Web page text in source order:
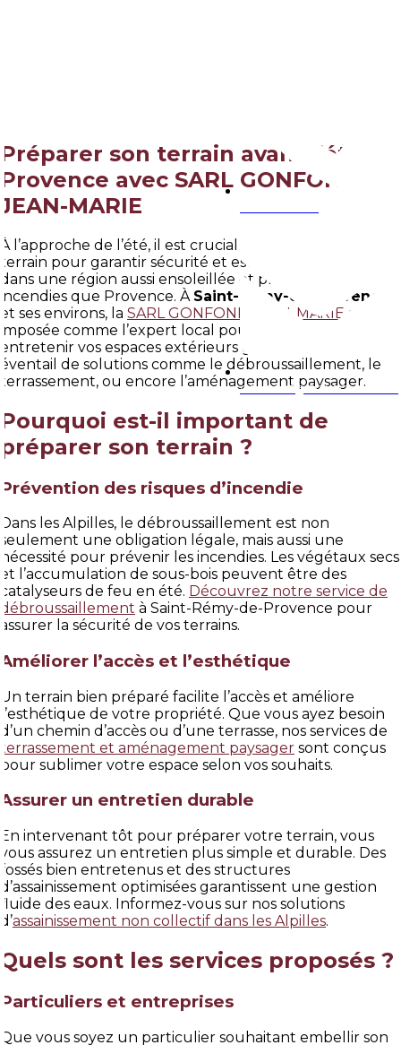
CONTACT@GONFONDJM.FR
Préparer son terrain avant l’été en
Provence avec SARL GONFOND
JEAN-MARIE
À l’approche de l’été, il est crucial de préparer son
terrain pour garantir sécurité et esthétique, surtout
dans une région aussi ensoleillée et prone aux
incendies que Provence. À Saint-Rémy-de-Provence
et ses environs, la SARL GONFOND JEAN-MARIE s’est
imposée comme l’expert local pour transformer et
entretenir vos espaces extérieurs grâce à un large
éventail de solutions comme le débroussaillement, le
terrassement, ou encore l’aménagement paysager.
Pourquoi est-il important de
préparer son terrain ?
Prévention des risques d’incendie
Dans les Alpilles, le débroussaillement est non
seulement une obligation légale, mais aussi une
nécessité pour prévenir les incendies. Les végétaux secs
et l’accumulation de sous-bois peuvent être des
catalyseurs de feu en été. Découvrez notre service de
débroussaillement à Saint-Rémy-de-Provence pour
assurer la sécurité de vos terrains.
Améliorer l’accès et l’esthétique
Un terrain bien préparé facilite l’accès et améliore
l’esthétique de votre propriété. Que vous ayez besoin
d’un chemin d’accès ou d’une terrasse, nos services de
terrassement et aménagement paysager sont conçus
pour sublimer votre espace selon vos souhaits.
Assurer un entretien durable
En intervenant tôt pour préparer votre terrain, vous
vous assurez un entretien plus simple et durable. Des
fossés bien entretenus et des structures
d’assainissement optimisées garantissent une gestion
fluide des eaux. Informez-vous sur nos solutions
d’assainissement non collectif dans les Alpilles.
Quels sont les services proposés ?
Particuliers et entreprises
Que vous soyez un particulier souhaitant embellir son